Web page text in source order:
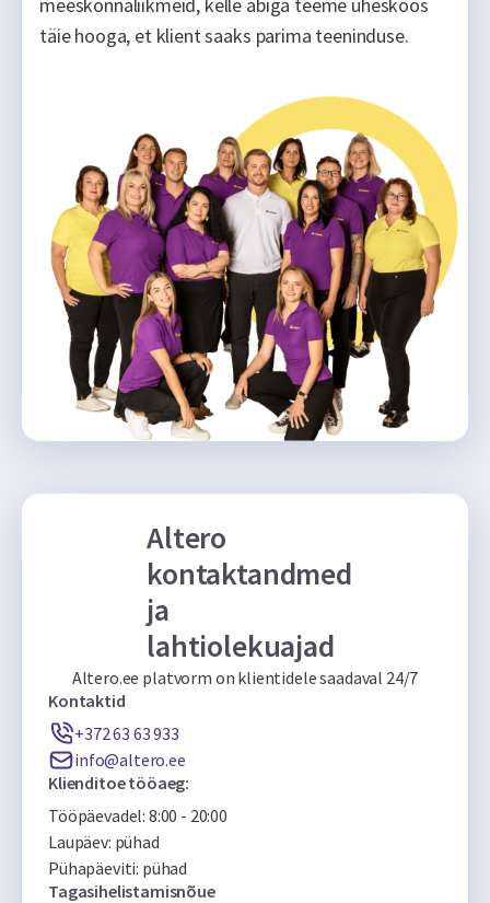
meeskonnaliikmeid, kelle abiga teeme üheskoos
täie hooga, et klient saaks parima teeninduse.
Altero
kontaktandmed
ja
lahtiolekuajad
Altero.ee platvorm on klientidele saadaval 24/7
Kontaktid
+372 63 63 933
info@altero.ee
Klienditoe tööaeg:
Tööpäevadel: 8:00 - 20:00
Laupäev: pühad
Pühapäeviti: pühad
Tagasihelistamisnõue